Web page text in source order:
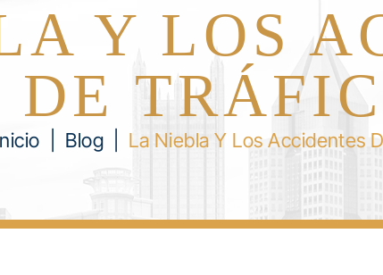
Y LOS
DE
Blog La Niebla Y Los Accidentes